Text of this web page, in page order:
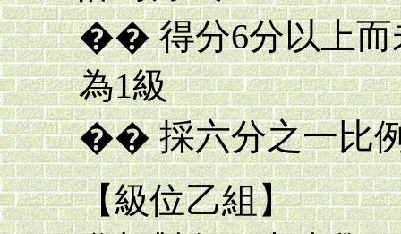
�� 得分6分以上而
為1級
�� 採六分之一比
【級位乙組】